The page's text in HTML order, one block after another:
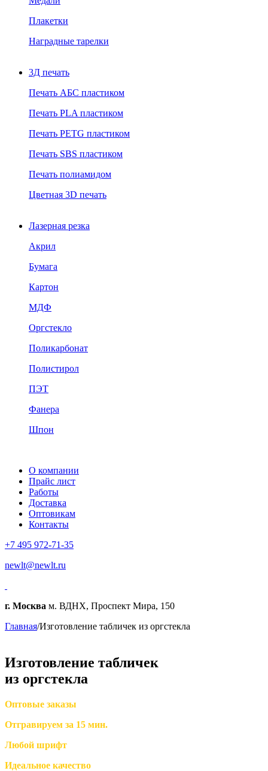
Плакетки
Наградные тарелки
3Д печать
Печать АБС пластиком
Печать PLA пластиком
Печать PETG пластиком
Печать SBS пластиком
Печать полиамидом
Цветная 3D печать
Лазерная резка
Акрил
Бумага
Картон
МДФ
Оргстекло
Поликарбонат
Полистирол
ПЭТ
Фанера
Шпон
О компании
Прайс лист
Работы
Доставка
Оптовикам
Контакты
+7 495 972-71-35
newlt@newlt.ru
г. Москва м. ВДНХ, Проспект Мира, 150
Главная/Изготовление табличек из оргстекла
Изготовление табличек
из оргстекла
Оптовые заказы
Отгравируем за 15 мин.
Любой шрифт
Идеальное качество